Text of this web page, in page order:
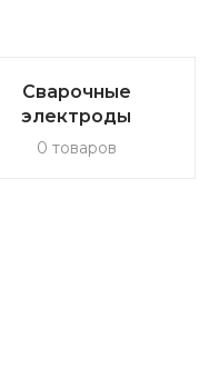
Сварочные
электроды
0 товаров